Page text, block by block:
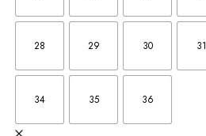
28 29 30 31
34 35 36